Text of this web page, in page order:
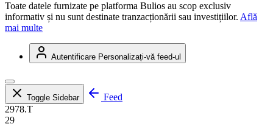
Toate datele furnizate pe platforma Bulios au scop exclusiv
informativ și nu sunt destinate tranzacționării sau investițiilor. Află
mai multe
Autentificare Personalizați-vă feed-ul
Toggle Sidebar
Feed
2978.T
29